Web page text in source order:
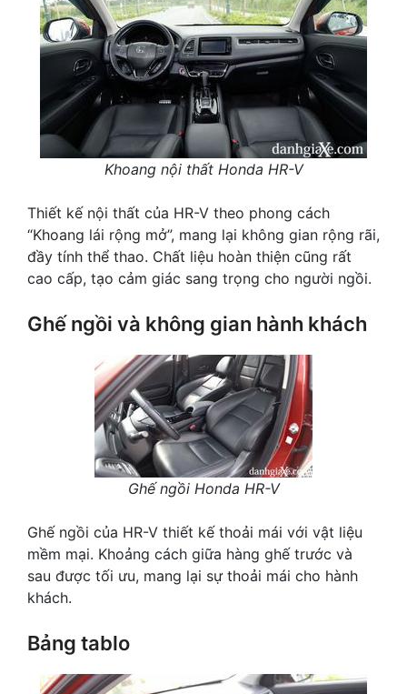
Khoang nội thất Honda HR-V
Thiết kế nội thất của HR-V theo phong cách
“Khoang lái rộng mở”, mang lại không gian rộng rãi,
đầy tính thể thao. Chất liệu hoàn thiện cũng rất
cao cấp, tạo cảm giác sang trọng cho người ngồi.
Ghế ngồi và không gian hành khách
Ghế ngồi Honda HR-V
Ghế ngồi của HR-V thiết kế thoải mái với vật liệu
mềm mại. Khoảng cách giữa hàng ghế trước và
sau được tối ưu, mang lại sự thoải mái cho hành
khách.
Bảng tablo